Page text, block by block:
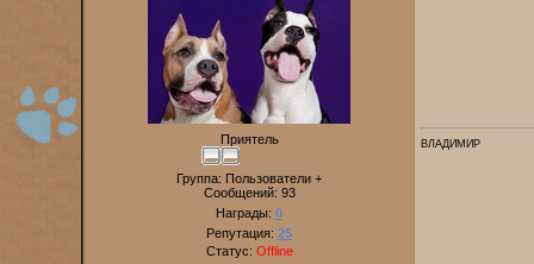
Приятель
Группа: Пользователи +
Сообщений: 93
Награды: 0
Репутация: 25
Статус: Offline
ВЛАДИМИР